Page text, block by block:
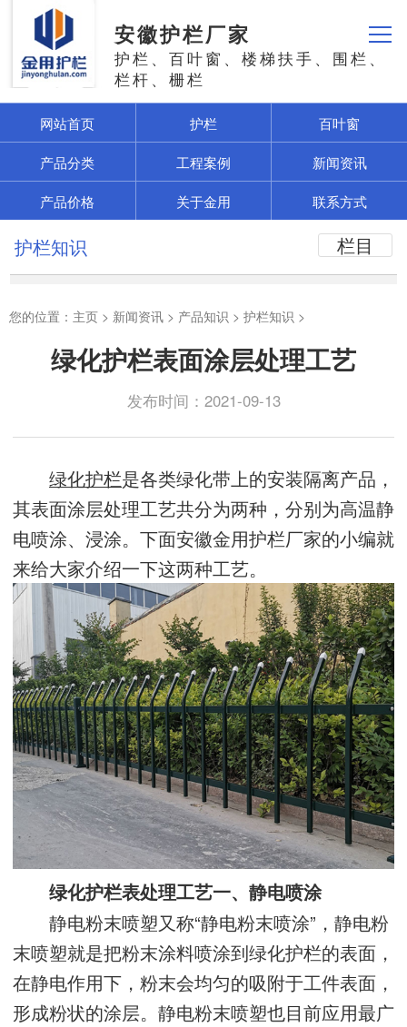
安徽护栏厂家
护栏、百叶窗、楼梯扶手、围栏、
栏杆、栅栏
网站首页 护栏
百叶窗
产品分类
工程案例
新闻资讯
产品价格
关于金用 联系方式
栏目
护栏知识
您的位置： 主页 > 新闻资讯 > 产品知识 > 护栏知识 >
绿化护栏表面涂层处理工艺
发布时间：2021-09-13
绿化护栏是各类绿化带上的安装隔离产品，
其表面涂层处理工艺共分为两种，分别为高温静
电喷涂、浸涂。下面安徽金用护栏厂家的小编就
来给大家介绍一下这两种工艺。
绿化护栏表处理工艺一、静电喷涂
静电粉末喷塑又称“静电粉末喷涂”，静电粉
末喷塑就是把粉末涂料喷涂到绿化护栏的表面，
在静电作用下，粉末会均匀的吸附于工件表面，
形成粉状的涂层。静电粉末喷塑也目前应用最广